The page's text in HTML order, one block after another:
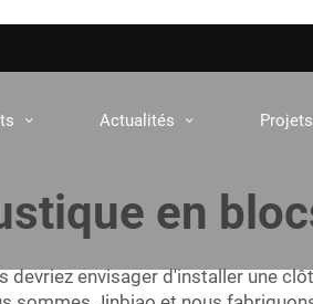
Actualités Projets
en
devriez envisager d'installer une